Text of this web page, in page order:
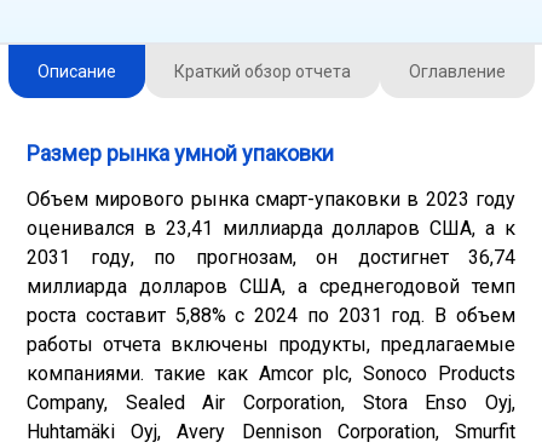
Описание Краткий обзор отчета Оглавление
Размер рынка умной упаковки
Объем мирового рынка смарт-упаковки в 2023 году
оценивался в 23,41 миллиарда долларов США, а к
2031 году, по прогнозам, он достигнет 36,74
миллиарда долларов США, а среднегодовой темп
роста составит 5,88% с 2024 по 2031 год. В объем
работы отчета включены продукты, предлагаемые
компаниями. такие как Amcor plc, Sonoco Products
Company, Sealed Air Corporation, Stora Enso Oyj,
Huhtamäki Oyj, Avery Dennison Corporation, Smurfit